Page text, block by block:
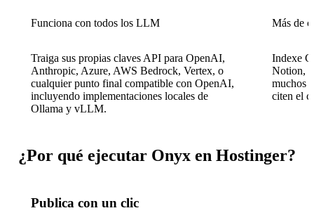
Funciona con todos los LLM
Traiga sus propias claves API para OpenAI,
Anthropic, Azure, AWS Bedrock, Vertex, o
cualquier punto final compatible con OpenAI,
incluyendo implementaciones locales de
Ollama y vLLM.
Más de
Indexe
Notion,
muchos
citen el
¿Por qué ejecutar Onyx en Hostinger?
Publica con un clic